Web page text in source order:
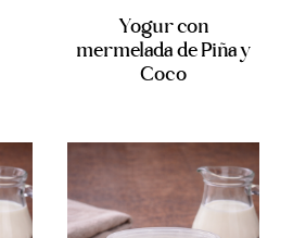
Yogur con
mermelada de Piña y
Coco